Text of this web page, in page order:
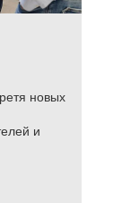
новых
и